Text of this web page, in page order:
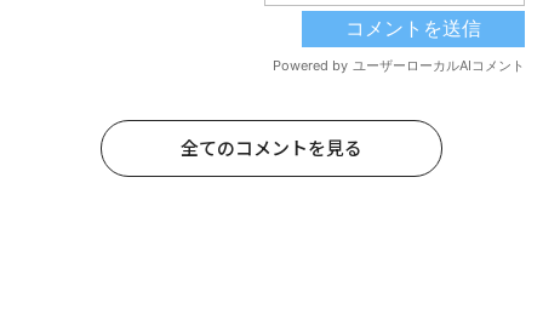
全てのコメントを見る